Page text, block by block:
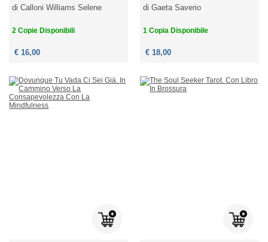
diCalloni Williams Selene
2 Copie Disponibili
€ 16,00
diGaeta Saverio
1 Copia Disponibile
€ 18,00